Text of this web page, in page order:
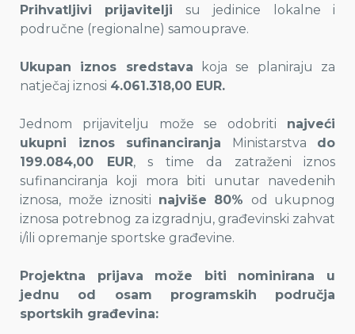
Prihvatljivi prijavitelji su jedinice lokalne i
područne (regionalne) samouprave.
Ukupan iznos sredstava koja se planiraju za
natječaj iznosi 4.061.318,00 EUR.
Jednom prijavitelju može se odobriti najveći
ukupni iznos sufinanciranja Ministarstva do
199.084,00 EUR, s time da zatraženi iznos
sufinanciranja koji mora biti unutar navedenih
iznosa, može iznositi najviše 80% od ukupnog
iznosa potrebnog za izgradnju, građevinski zahvat
i/ili opremanje sportske građevine.
Projektna prijava može biti nominirana u
jednu od osam programskih područja
sportskih građevina: